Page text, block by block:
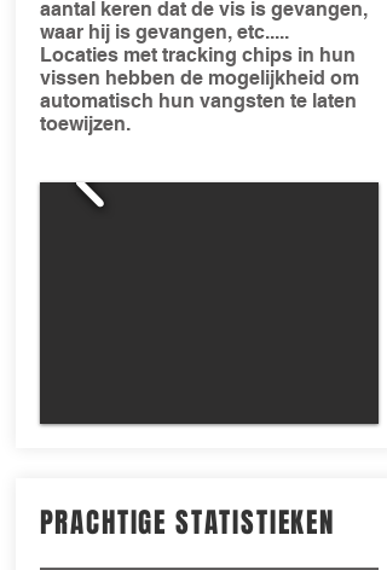
aantal keren dat de vis is gevangen,
waar hij is gevangen, etc.....
Locaties met tracking chips in hun
vissen hebben de mogelijkheid om
automatisch hun vangsten te laten
toewijzen.
PRACHTIGE STATISTIEKEN